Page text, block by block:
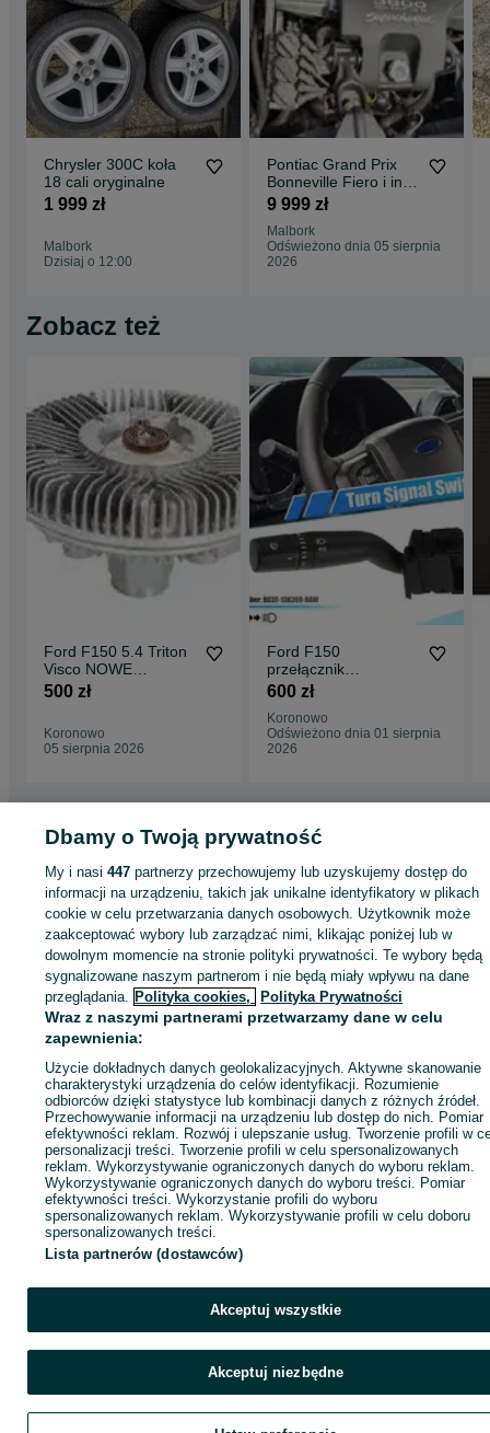
Chrysler 300C koła
18 cali oryginalne
1 999 zł
Malbork
Dzisiaj o 12:00
Pontiac Grand Prix
Bonneville Fiero i inne
GM kompletny silnik
9 999 zł
Malbork
Odświeżono dnia 05 sierpnia
2026
Zobacz też
Ford F150 5.4 Triton
Visco NOWE
Sprzęgło Wiskotyczne
500 zł
Koronowo
05 sierpnia 2026
Ford F150
przełącznik
kierunkowskazów
600 zł
Koronowo
Odświeżono dnia 01 sierpnia
2026
Strona główna Motoryzacja Części samochodowe
Pomorskie
Osobowe - Malbork
KATEGORIA
ID:924442746 Wyświetlenia:
Zadzwoń / SMS
Dbamy o Twoją prywatność
My i nasi447 partnerzy przechowujemy lub uzyskujemy dostęp do
informacji na urządzeniu, takich jak unikalne identyfikatory w plikach
cookie w celu przetwarzania danych osobowych. Użytkownik może
zaakceptować wybory lub zarządzać nimi, klikając poniżej lub w
dowolnym momencie na stronie polityki prywatności. Te wybory będą
sygnalizowane naszym partnerom i nie będą miały wpływu na dane
przeglądania. Polityka cookies, Polityka Prywatności
Wraz z naszymi partnerami przetwarzamy dane w celu
zapewnienia:
Użycie dokładnych danych geolokalizacyjnych. Aktywne skanowanie
charakterystyki urządzenia do celów identyfikacji. Rozumienie
odbiorców dzięki statystyce lub kombinacji danych z różnych źródeł.
Przechowywanie informacji na urządzeniu lub dostęp do nich. Pomiar
efektywności reklam. Rozwój i ulepszanie usług. Tworzenie profili w
personalizacji treści. Tworzenie profili w celu spersonalizowanych
reklam. Wykorzystywanie ograniczonych danych do wyboru reklam.
Wykorzystywanie ograniczonych danych do wyboru treści. Pomiar
efektywności treści. Wykorzystanie profili do wyboru
spersonalizowanych reklam. Wykorzystywanie profili w celu doboru
spersonalizowanych treści.
Lista partnerów (dostawców)
Akceptuj wszystkie
Akceptuj niezbędne